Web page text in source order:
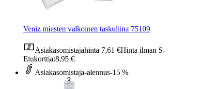
Veniz miesten valkoinen taskuliina 75109
Asiakasomistajahinta 7,61 €Hinta ilman S-
Etukorttia:8,95 €
Asiakasomistaja-alennus-15 %